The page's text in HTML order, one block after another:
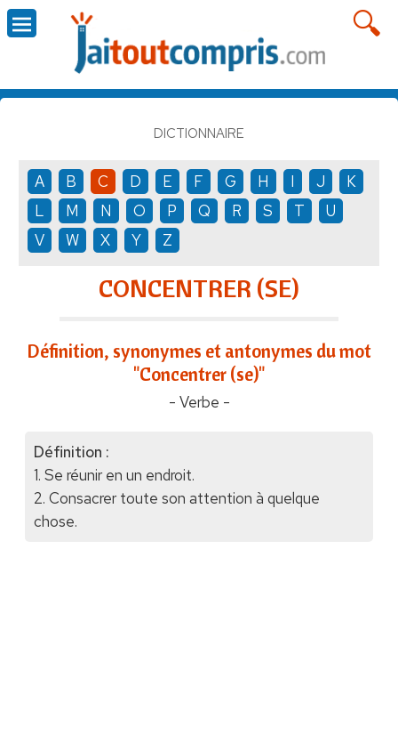
DICTIONNAIRE
A B C D E F G H I J
K
L
M N O P Q R S T
U
V
W X Y Z
CONCENTRER (SE)
Définition, synonymes et antonymes du mot
"Concentrer (se)"
- Verbe -
Définition :
1. Se réunir en un endroit.
2. Consacrer toute son attention à quelque
chose.